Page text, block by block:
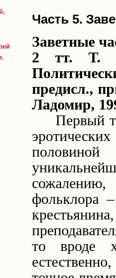
Часть 5.
Заветные
2 тт. Т.
предисл.,
Ладомир,
Первый
фольклора
то вроде